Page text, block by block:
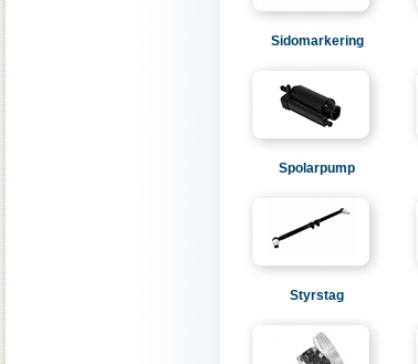
Sidomarkering
Spolarpump
Styrstag